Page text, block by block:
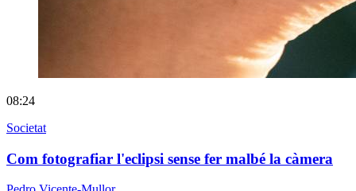
08:24
Societat
Com fotografiar l'eclipsi sense fer malbé la càmera